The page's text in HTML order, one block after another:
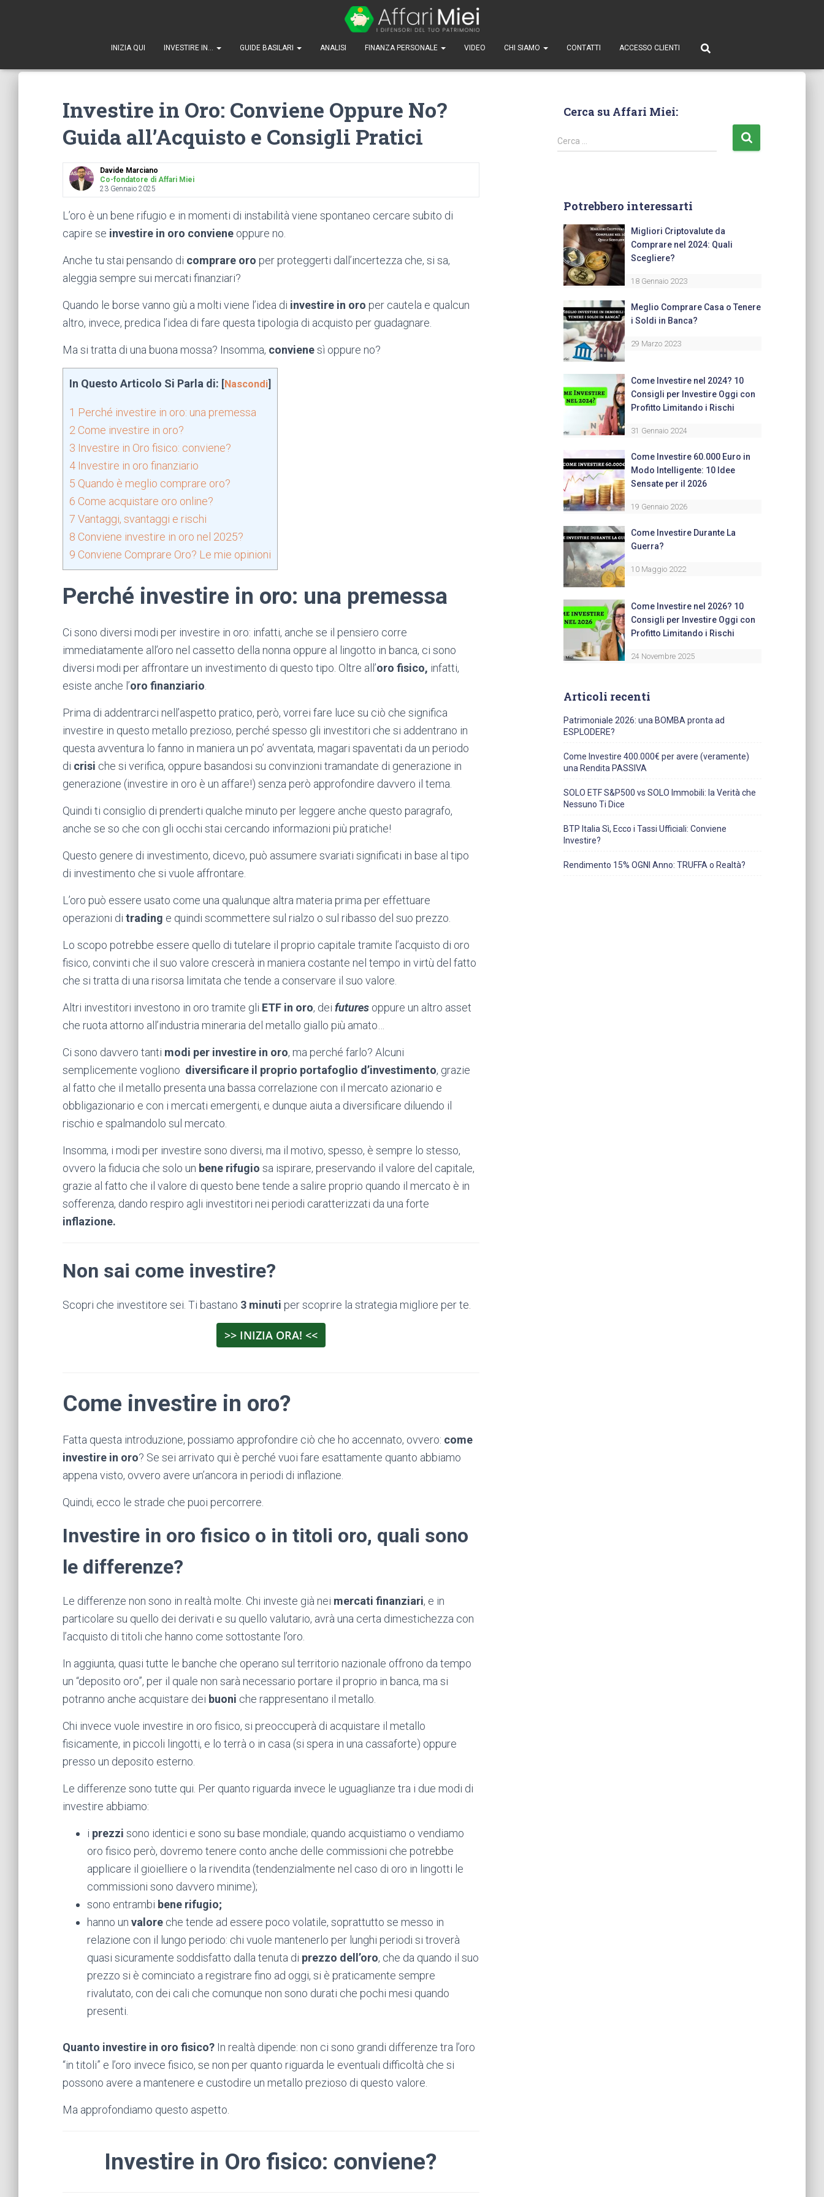
INIZIA QUI INVESTIRE IN… GUIDE BASILARI ANALISI FINANZA PERSONALE VIDEO CHI SIAMO CONTATTI ACCESSO CLIENTI
Investire in Oro: Conviene Oppure No?
Guida all’Acquisto e Consigli Pratici
Davide Marciano
Co-fondatore di Affari Miei
23 Gennaio 2025
L’oro è un bene rifugio e in momenti di instabilità viene spontaneo cercare subito di
capire se investire in oro conviene oppure no.
Anche tu stai pensando di comprare oro per proteggerti dall’incertezza che, si sa,
aleggia sempre sui mercati finanziari?
Quando le borse vanno giù a molti viene l’idea di investire in oro per cautela e qualcun
altro, invece, predica l’idea di fare questa tipologia di acquisto per guadagnare.
Ma si tratta di una buona mossa? Insomma, convienesì oppure no?
In Questo Articolo Si Parla di: [Nascondi]
1 Perché investire in oro: una premessa
2 Come investire in oro?
3 Investire in Oro fisico: conviene?
4 Investire in oro finanziario
5 Quando è meglio comprare oro?
6 Come acquistare oro online?
7 Vantaggi, svantaggi e rischi
8 Conviene investire in oro nel 2025?
9 Conviene Comprare Oro? Le mie opinioni
Perché investire in oro: una premessa
Ci sono diversi modi per investire in oro: infatti, anche se il pensiero corre
immediatamente all’oro nel cassetto della nonna oppure al lingotto in banca, ci sono
diversi modi per affrontare un investimento di questo tipo. Oltre all’oro fisico, infatti,
esiste anche l’oro finanziario.
Prima di addentrarci nell’aspetto pratico, però, vorrei fare luce su ciò che significa
investire in questo metallo prezioso, perché spesso gli investitori che si addentrano in
questa avventura lo fanno in maniera un po’ avventata, magari spaventati da un periodo
di crisi che si verifica, oppure basandosi su convinzioni tramandate di generazione in
generazione (investire in oro è un affare!) senza però approfondire davvero il tema.
Quindi ti consiglio di prenderti qualche minuto per leggere anche questo paragrafo,
anche se so che con gli occhi stai cercando informazioni più pratiche!
Questo genere di investimento, dicevo, può assumere svariati significati in base al tipo
di investimento che si vuole affrontare.
L’oro può essere usato come una qualunque altra materia prima per effettuare
operazioni di trading e quindi scommettere sul rialzo o sul ribasso del suo prezzo.
Lo scopo potrebbe essere quello di tutelare il proprio capitale tramite l’acquisto di oro
fisico, convinti che il suo valore crescerà in maniera costante nel tempo in virtù del fatto
che si tratta di una risorsa limitata che tende a conservare il suo valore.
Altri investitori investono in oro tramite gli ETF in oro, dei futures oppure un altro asset
che ruota attorno all’industria mineraria del metallo giallo più amato…
Ci sono davvero tanti modi per investire in oro, ma perché farlo? Alcuni
semplicemente vogliono diversificare il proprio portafoglio d’investimento, grazie
al fatto che il metallo presenta una bassa correlazione con il mercato azionario e
obbligazionario e con i mercati emergenti, e dunque aiuta a diversificare diluendo il
rischio e spalmandolo sul mercato.
Insomma, i modi per investire sono diversi, ma il motivo, spesso, è sempre lo stesso,
ovvero la fiducia che solo un bene rifugio sa ispirare, preservando il valore del capitale,
grazie al fatto che il valore di questo bene tende a salire proprio quando il mercato è in
sofferenza, dando respiro agli investitori nei periodi caratterizzati da una forte
inflazione.
Non sai come investire?
Scopri che investitore sei. Ti bastano 3 minuti per scoprire la strategia migliore per te.
>> INIZIA ORA! <<
Come investire in oro?
Fatta questa introduzione, possiamo approfondire ciò che ho accennato, ovvero: come
investire in oro? Se sei arrivato qui è perché vuoi fare esattamente quanto abbiamo
appena visto, ovvero avere un’ancora in periodi di inflazione.
Quindi, ecco le strade che puoi percorrere.
Investire in oro fisico o in titoli oro, quali sono
le differenze?
Le differenze non sono in realtà molte. Chi investe già nei mercati finanziari, e in
particolare su quello dei derivati e su quello valutario, avrà una certa dimestichezza con
l’acquisto di titoli che hanno come sottostante l’oro.
In aggiunta, quasi tutte le banche che operano sul territorio nazionale offrono da tempo
un “deposito oro”, per il quale non sarà necessario portare il proprio in banca, ma si
potranno anche acquistare dei buoni che rappresentano il metallo.
Chi invece vuole investire in oro fisico, si preoccuperà di acquistare il metallo
fisicamente, in piccoli lingotti, e lo terrà o in casa (si spera in una cassaforte) oppure
presso un deposito esterno.
Le differenze sono tutte qui. Per quanto riguarda invece le uguaglianze tra i due modi di
investire abbiamo:
i prezzi sono identici e sono su base mondiale; quando acquistiamo o vendiamo
oro fisico però, dovremo tenere conto anche delle commissioni che potrebbe
applicare il gioielliere o la rivendita (tendenzialmente nel caso di oro in lingotti le
commissioni sono davvero minime);
sono entrambi bene rifugio;
hanno un valore che tende ad essere poco volatile, soprattutto se messo in
relazione con il lungo periodo: chi vuole mantenerlo per lunghi periodi si troverà
quasi sicuramente soddisfatto dalla tenuta di prezzo dell’oro, che da quando il suo
prezzo si è cominciato a registrare fino ad oggi, si è praticamente sempre
rivalutato, con dei cali che comunque non sono durati che pochi mesi quando
presenti.
Quanto investire in oro fisico? In realtà dipende: non ci sono grandi differenze tra l’oro
“in titoli” e l’oro invece fisico, se non per quanto riguarda le eventuali difficoltà che si
possono avere a mantenere e custodire un metallo prezioso di questo valore.
Ma approfondiamo questo aspetto.
Investire in Oro fisico: conviene?
Cerca su Affari Miei:
Cerca …
Potrebbero interessarti
Migliori Criptovalute da
Comprare nel 2024: Quali
Scegliere?
18 Gennaio 2023
Meglio Comprare Casa o Tenere
i Soldi in Banca?
29 Marzo 2023
Come Investire nel 2024? 10
Consigli per Investire Oggi con
Profitto Limitando i Rischi
31 Gennaio 2024
Come Investire 60.000 Euro in
Modo Intelligente: 10 Idee
Sensate per il 2026
19 Gennaio 2026
Come Investire Durante La
Guerra?
10 Maggio 2022
Come Investire nel 2026? 10
Consigli per Investire Oggi con
Profitto Limitando i Rischi
24 Novembre 2025
Articoli recenti
Patrimoniale 2026: una BOMBA pronta ad
ESPLODERE?
Come Investire 400.000€ per avere (veramente)
una Rendita PASSIVA
SOLO ETF S&P500 vs SOLO Immobili: la Verità che
Nessuno Ti Dice
BTP Italia Sì, Ecco i Tassi Ufficiali: Conviene
Investire?
Rendimento 15% OGNI Anno: TRUFFA o Realtà?